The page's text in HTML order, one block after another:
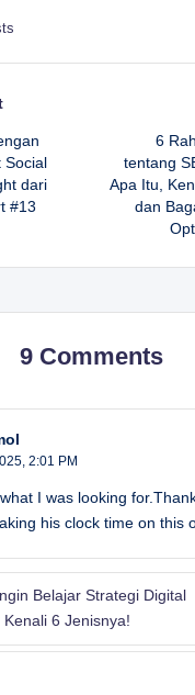
Social
dari
#13
6
tentang
Apa Itu,
dan
9 Comments
2:01 PM
I was looking
his clock time on this
Ingin Belajar Strategi Digital
Kenali 6 Jenisnya!